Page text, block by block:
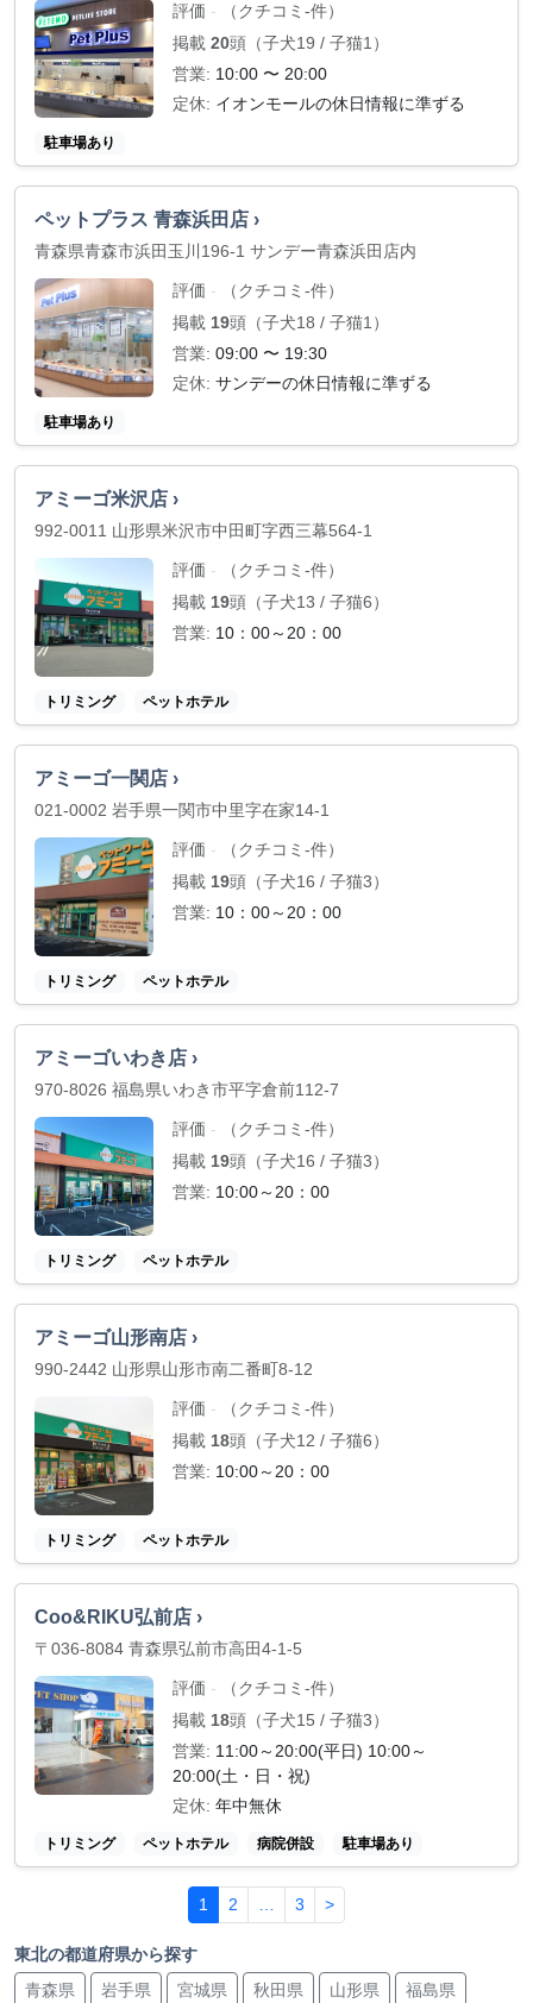
評価 -
（クチコミ-件）
掲載 20頭（子犬19 / 子猫1）
営業: 10:00 〜 20:00
定休: イオンモールの休日情報に準ずる
駐車場あり
ペットプラス 青森浜田店 ›
青森県青森市浜田玉川196-1 サンデー青森浜田店内
評価 -
（クチコミ-件）
掲載 19頭（子犬18 / 子猫1）
営業: 09:00 〜 19:30
定休: サンデーの休日情報に準ずる
駐車場あり
アミーゴ米沢店 ›
992-0011 山形県米沢市中田町字西三幕564-1
評価 -
（クチコミ-件）
掲載 19頭（子犬13 / 子猫6）
営業: 10：00～20：00
トリミング ペットホテル
アミーゴ一関店 ›
021-0002 岩手県一関市中里字在家14-1
評価 -
（クチコミ-件）
掲載 19頭（子犬16 / 子猫3）
営業: 10：00～20：00
トリミング ペットホテル
アミーゴいわき店 ›
970-8026 福島県いわき市平字倉前112-7
評価 -
（クチコミ-件）
掲載 19頭（子犬16 / 子猫3）
営業: 10:00～20：00
トリミング ペットホテル
アミーゴ山形南店 ›
990-2442 山形県山形市南二番町8-12
評価 -
（クチコミ-件）
掲載 18頭（子犬12 / 子猫6）
営業: 10:00～20：00
トリミング ペットホテル
Coo&RIKU弘前店 ›
〒036-8084 青森県弘前市高田4-1-5
評価 -
（クチコミ-件）
掲載 18頭（子犬15 / 子猫3）
営業: 11:00～20:00(平日) 10:00～
20:00(土・日・祝)
定休: 年中無休
トリミング ペットホテル 病院併設 駐車場あり
1 2 3 >
東北の都道府県から探す
青森県
岩手県 宮城県 秋田県 山形県 福島県